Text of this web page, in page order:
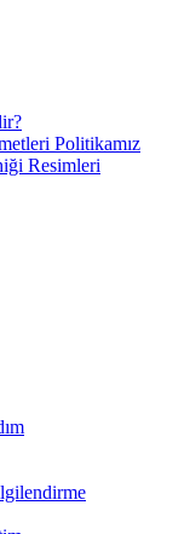
Politikamız
Resimleri